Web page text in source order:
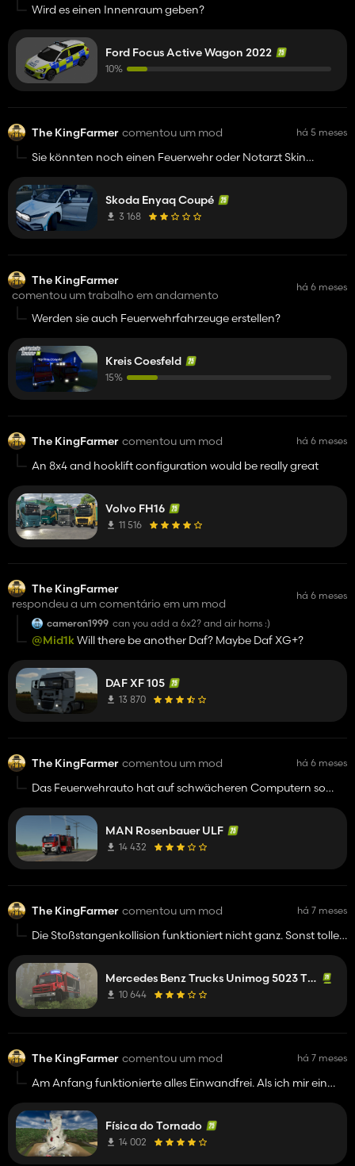
Wird es einen Innenraum geben?
Ford Focus Active Wagon 2022
10%
The KingFarmer comentou um mod há 5 meses
Sie könnten noch einen Feuerwehr oder Notarzt Skin
highland Fishing Map passen.
Skoda Enyaq Coupé
3 168
The KingFarmer
comentou um trabalho em andamento
há 6 meses
Werden sie auch Feuerwehrfahrzeuge erstellen?
Kreis Coesfeld
15%
The KingFarmer comentou um mod há 6 meses
An 8x4 and hooklift configuration would be really great
Volvo FH16
11 516
The KingFarmer
respondeu a um comentário em um mod
há 6 meses
cameron1999 can you add a 6x2? and air horns :)
@Mid1kWill there be another Daf? Maybe Daf XG+?
DAF XF 105
13 870
The KingFarmer comentou um mod há 6 meses
Das Feuerwehrauto hat auf schwächeren Computern so
MAN Rosenbauer ULF
14 432
The KingFarmer comentou um mod há 7 meses
Die Stoßstangenkollision funktioniert nicht ganz. Sonst tolle
Mercedes Benz Trucks Unimog 5023 TLF3000/RW
10 644
The KingFarmer comentou um mod há 7 meses
Am Anfang funktionierte alles Einwandfrei. Als ich mir ein
plötzlich die
Kamera steckengeblieben und konnte nichts mehr steuern.
Ich hatte keine andere Wahl, außer das ganze Spiel
ausschalten ohne
Física do Tornado
14 002